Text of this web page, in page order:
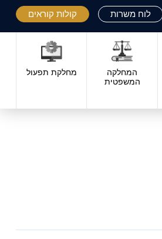
לוח משרות קולות קוראים
המחלקה
המשפטית
מחלקת תפעול